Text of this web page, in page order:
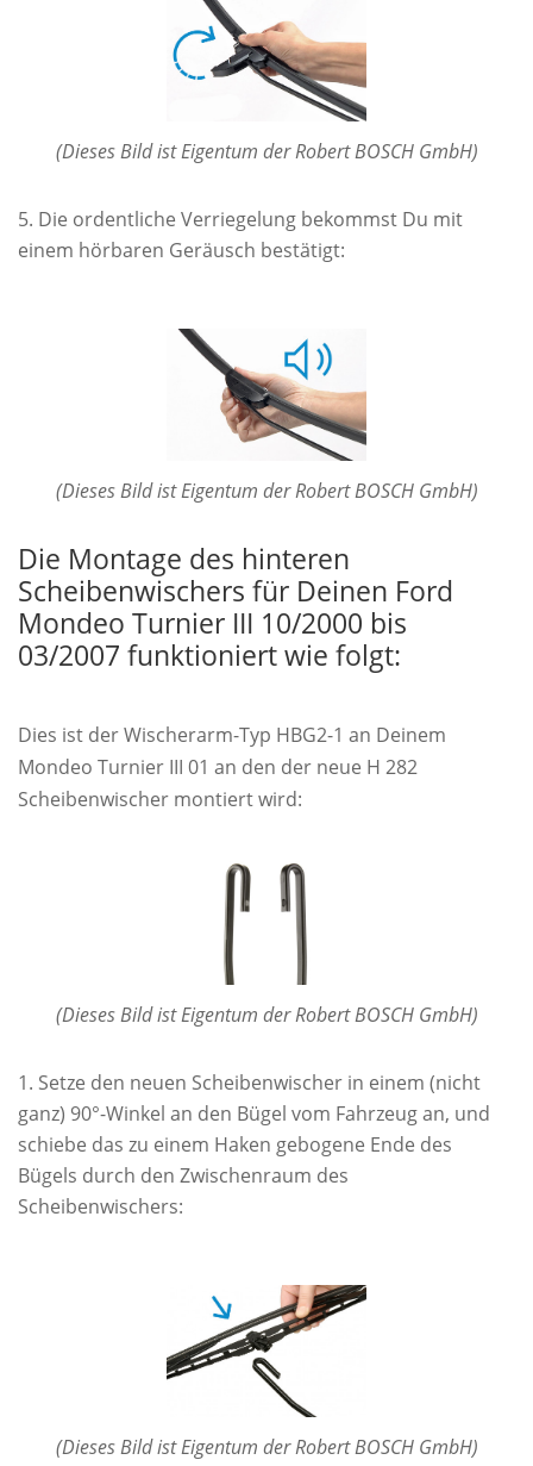
(Dieses Bild ist Eigentum der Robert BOSCH GmbH)
Die ordentliche Verriegelung bekommst Du mit
einem hörbaren Geräusch bestätigt:
(Dieses Bild ist Eigentum der Robert BOSCH GmbH)
Die Montage des hinteren
Scheibenwischers für Deinen Ford
Mondeo Turnier III 10/2000 bis
03/2007 funktioniert wie folgt:
Dies ist der Wischerarm-Typ HBG2-1 an Deinem
Mondeo Turnier III 01 an den der neue H 282
Scheibenwischer montiert wird:
(Dieses Bild ist Eigentum der Robert BOSCH GmbH)
Setze den neuen Scheibenwischer in einem (nicht
ganz) 90°-Winkel an den Bügel vom Fahrzeug an, und
schiebe das zu einem Haken gebogene Ende des
Bügels durch den Zwischenraum des
Scheibenwischers:
(Dieses Bild ist Eigentum der Robert BOSCH GmbH)